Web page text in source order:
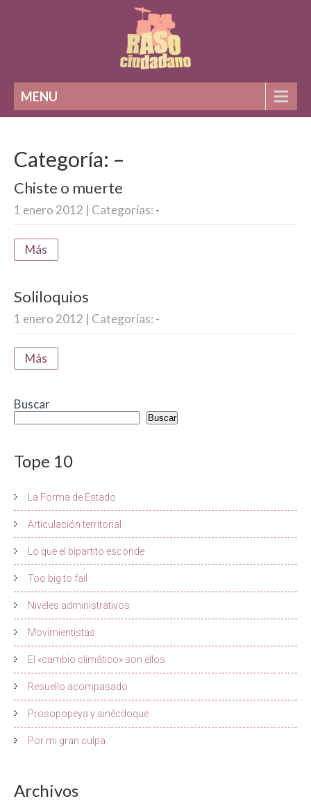
MENU
Categoría: –
Chiste o muerte
1 enero 2012 | Categorías: -
Más
Soliloquios
1 enero 2012 | Categorías: -
Más
Buscar
Buscar
Tope 10
La Forma de Estado
Articulación territorial
Lo que el bipartito esconde
Too big to fail
Niveles administrativos
Movimientistas
El «cambio climático» son ellos
Resuello acompasado
Prosopopeya y sinécdoque
Por mi gran culpa
Archivos